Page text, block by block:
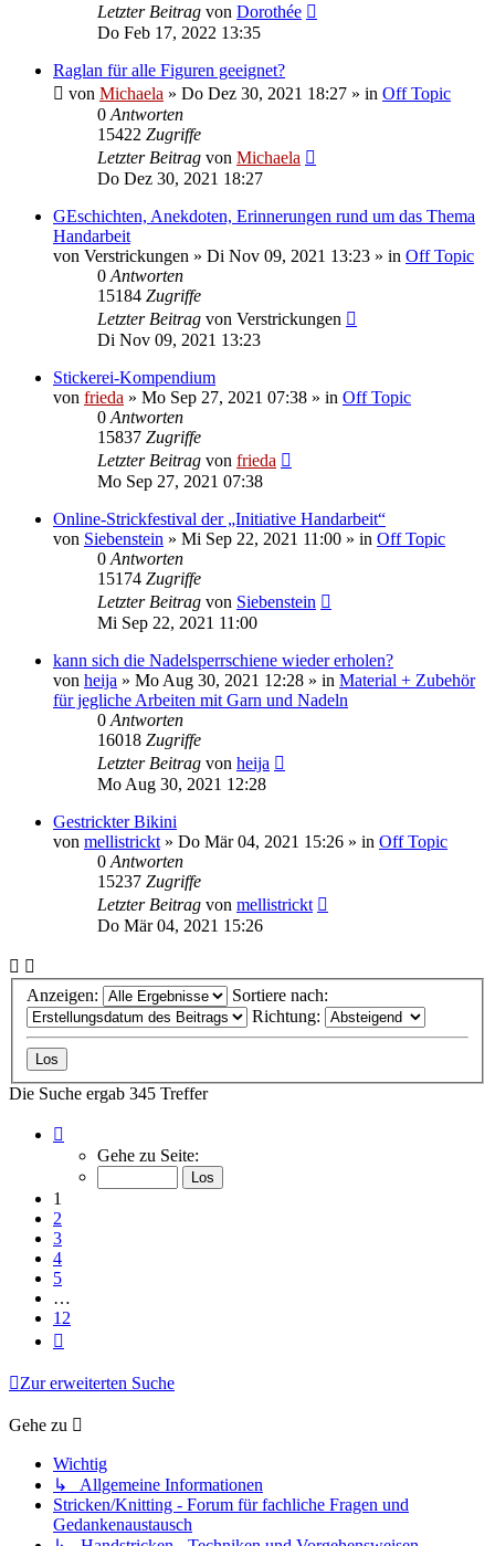
Letzter Beitrag von Dorothée
Do Feb 17, 2022 13:35
Raglan für alle Figuren geeignet?
von Michaela » Do Dez 30, 2021 18:27 » in Off Topic
0 Antworten
15422 Zugriffe
Letzter Beitrag von Michaela
Do Dez 30, 2021 18:27
GEschichten, Anekdoten, Erinnerungen rund um das Thema
Handarbeit
von Verstrickungen » Di Nov 09, 2021 13:23 » in Off Topic
0 Antworten
15184 Zugriffe
Letzter Beitrag von Verstrickungen
Di Nov 09, 2021 13:23
Stickerei-Kompendium
von frieda » Mo Sep 27, 2021 07:38 » in Off Topic
0 Antworten
15837 Zugriffe
Letzter Beitrag von frieda
Mo Sep 27, 2021 07:38
Online-Strickfestival der „Initiative Handarbeit“
von Siebenstein » Mi Sep 22, 2021 11:00 » in Off Topic
0 Antworten
15174 Zugriffe
Letzter Beitrag von Siebenstein
Mi Sep 22, 2021 11:00
kann sich die Nadelsperrschiene wieder erholen?
von heija » Mo Aug 30, 2021 12:28 » in Material + Zubehör
für jegliche Arbeiten mit Garn und Nadeln
0 Antworten
16018 Zugriffe
Letzter Beitrag von heija
Mo Aug 30, 2021 12:28
Gestrickter Bikini
von mellistrickt » Do Mär 04, 2021 15:26 » in Off Topic
0 Antworten
15237 Zugriffe
Letzter Beitrag von mellistrickt
Do Mär 04, 2021 15:26
Anzeigen:
Sortiere nach:
Richtung:
Die Suche ergab 345 Treffer
von
Gehe zu Seite:
1
2
3
4
5
…
12
Zur erweiterten Suche
Gehe zu
Wichtig
↳ Allgemeine Informationen
Stricken/Knitting - Forum für fachliche Fragen und
Gedankenaustausch